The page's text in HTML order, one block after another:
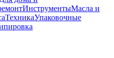
ИнструментыМасла и
ТехникаУпаковочные